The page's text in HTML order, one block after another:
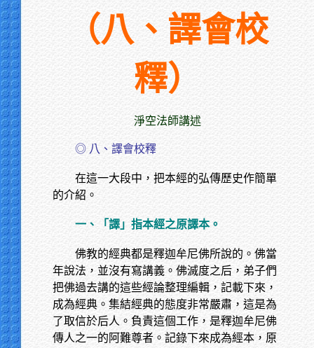
（八、譯會校
釋）
淨空法師講述
◎ 八、譯會校釋
在這一大段中，把本經的弘傳歷史作簡單
的介紹。
一、「譯」指本經之原譯本。
佛教的經典都是釋迦牟尼佛所說的。佛當
年說法，並沒有寫講義。佛滅度之后，弟子們
把佛過去講的這些經論整理編輯，記載下來，
成為經典。集結經典的態度非常嚴肅，這是為
了取信於后人。負責這個工作，是釋迦牟尼佛
傳人之一的阿難尊者。記錄下來成為經本，原